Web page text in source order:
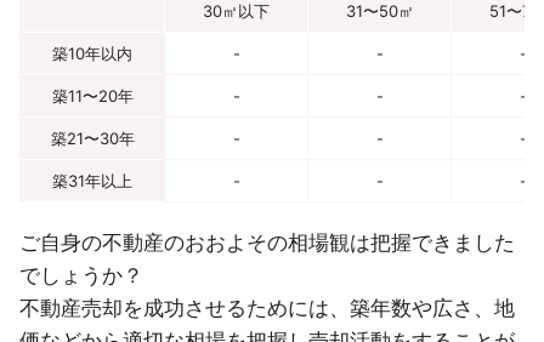
30㎡以下 31〜50㎡ 51〜70
築10年以内 - - -
築11〜20年 - - -
築21〜30年 - - -
築31年以上 - - -
ご自身の不動産のおおよその相場観は把握できました
でしょうか？
不動産売却を成功させるためには、築年数や広さ、地